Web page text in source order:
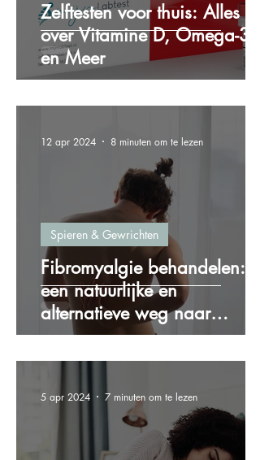
Zelftesten voor thuis: Alles
over Vitamine D, Omega-3
en Meer
Fibromyalgie behandelen:
een natuurlijke en
alternatieve weg naar
verlichting
Spieren & Gewrichten
12 apr 2024 8 minuten om te lezen
5 apr 2024 7 minuten om te lezen